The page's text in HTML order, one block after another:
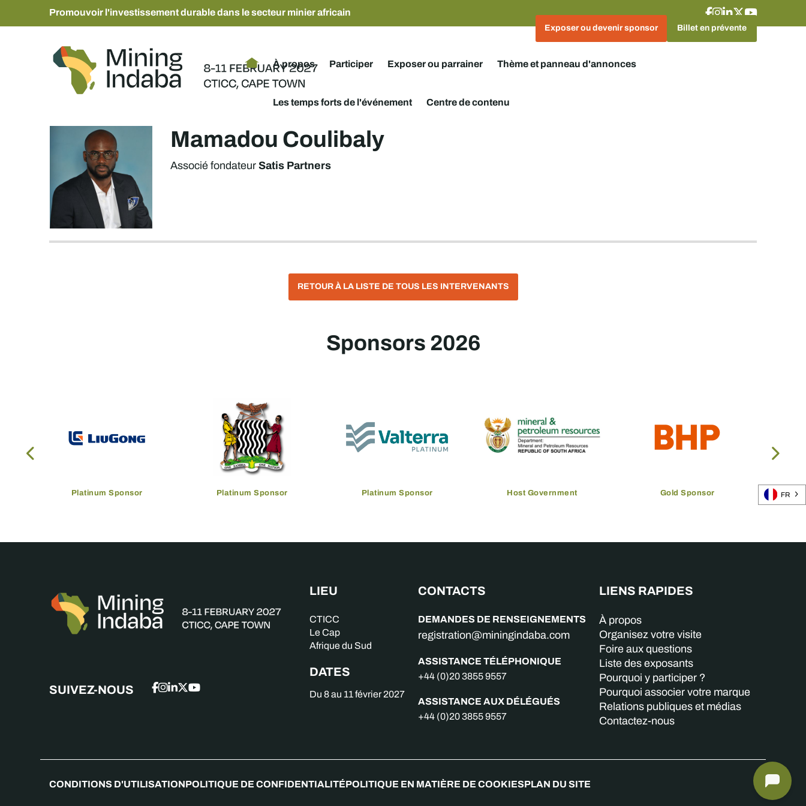
Promouvoir l'investissement durable dans le secteur minier africain
Exposer ou devenir sponsor Billet en prévente
À propos Participer Exposer ou parrainer Thème et panneau d'annonces
Les temps forts de l'événement Centre de contenu
Mamadou Coulibaly
Associé fondateurSatis Partners
RETOUR À LA LISTE DE TOUS LES INTERVENANTS
Sponsors 2026
Platinum Sponsor Platinum Sponsor Platinum Sponsor Host Government Gold Sponsor
LIEU
CTICC
Le Cap
Afrique du Sud
DATES
Du 8 au 11 février 2027
CONTACTS
DEMANDES DE RENSEIGNEMENTS
registration@miningindaba.com
ASSISTANCE TÉLÉPHONIQUE
+44 (0)20 3855 9557
ASSISTANCE AUX DÉLÉGUÉS
+44 (0)20 3855 9557
LIENS RAPIDES
À propos
Organisez votre visite
Foire aux questions
Liste des exposants
Pourquoi y participer ?
Pourquoi associer votre marque
Relations publiques et médias
Contactez-nous
SUIVEZ-NOUS
CONDITIONS D'UTILISATIONPOLITIQUE DE CONFIDENTIALITÉPOLITIQUE EN MATIÈRE DE COOKIESPLAN DU SITE
FR